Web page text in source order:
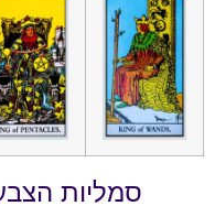
סמליות